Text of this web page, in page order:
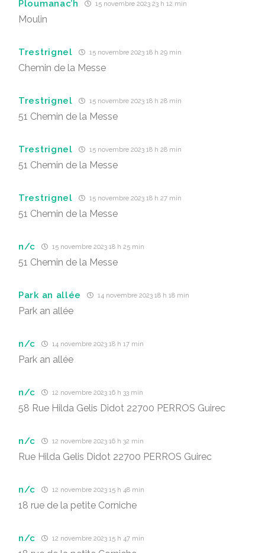
Ploumanac’h 15 novembre 2023 23 h 12 min
Moulin
Trestrignel 15 novembre 2023 18 h 29 min
Chemin de la Messe
Trestrignel 15 novembre 2023 18 h 28 min
51 Chemin de la Messe
Trestrignel 15 novembre 2023 18 h 28 min
51 Chemin de la Messe
Trestrignel 15 novembre 2023 18 h 27 min
51 Chemin de la Messe
n/c 15 novembre 2023 18 h 25 min
51 Chemin de la Messe
Park an allée 14 novembre 2023 18 h 18 min
Park an allée
n/c 14 novembre 2023 18 h 17 min
Park an allée
n/c 12 novembre 2023 16 h 33 min
58 Rue Hilda Gelis Didot 22700 PERROS Guirec
n/c 12 novembre 2023 16 h 32 min
Rue Hilda Gelis Didot 22700 PERROS Guirec
n/c 12 novembre 2023 15 h 48 min
18 rue de la petite Corniche
n/c 12 novembre 2023 15 h 47 min